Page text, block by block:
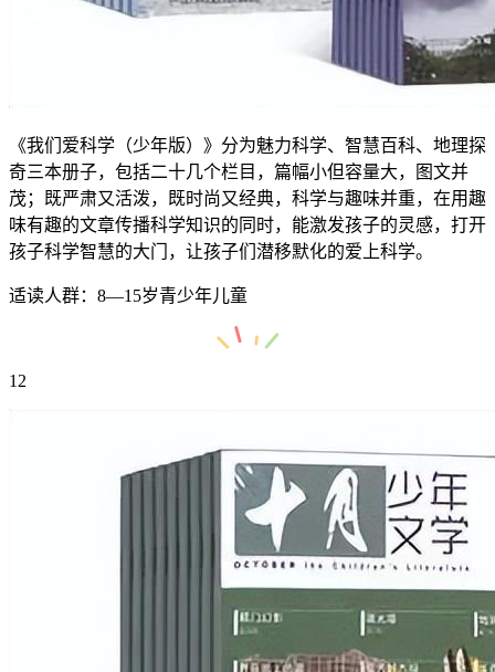
《我们爱科学（少年版）》分为魅力科学、智慧百科、地理探
奇三本册子，包括二十几个栏目，篇幅小但容量大，图文并
茂；既严肃又活泼，既时尚又经典，科学与趣味并重，在用趣
味有趣的文章传播科学知识的同时，能激发孩子的灵感，打开
孩子科学智慧的大门，让孩子们潜移默化的爱上科学。
适读人群：8—15岁青少年儿童
12